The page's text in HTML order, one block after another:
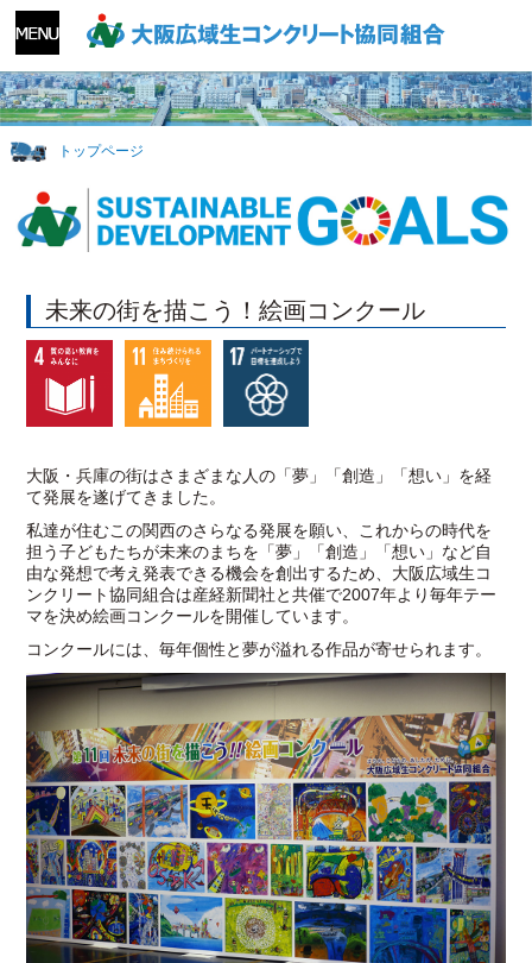
トップページ
未来の街を描こう！絵画コンクール
大阪・兵庫の街はさまざまな人の「夢」「創造」「想い」を経
て発展を遂げてきました。
私達が住むこの関西のさらなる発展を願い、これからの時代を
担う子どもたちが未来のまちを「夢」「創造」「想い」など自
由な発想で考え発表できる機会を創出するため、大阪広域生コ
ンクリート協同組合は産経新聞社と共催で2007年より毎年テー
マを決め絵画コンクールを開催しています。
コンクールには、毎年個性と夢が溢れる作品が寄せられます。